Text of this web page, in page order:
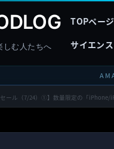
しむ人たちへ
TOPページ
サイエンス
セール（7/24）①】数量限定の「